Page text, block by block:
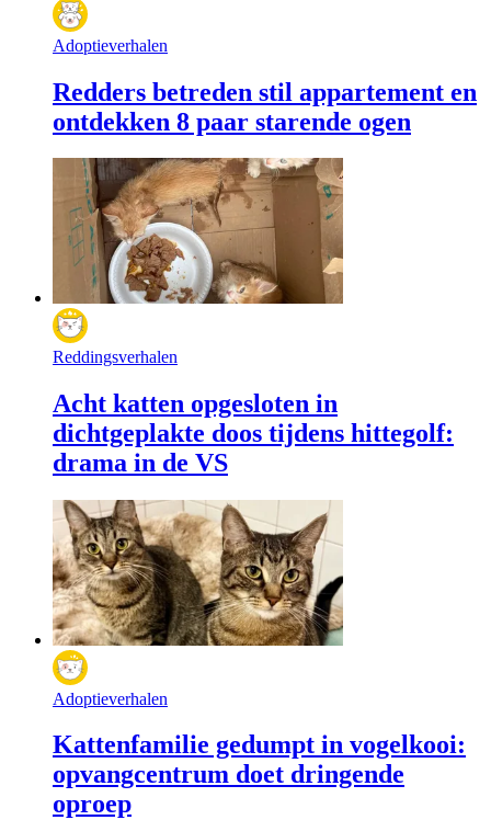
Adoptieverhalen
Redders betreden stil appartement en
ontdekken 8 paar starende ogen
Reddingsverhalen
Acht katten opgesloten in
dichtgeplakte doos tijdens hittegolf:
drama in de VS
Adoptieverhalen
Kattenfamilie gedumpt in vogelkooi:
opvangcentrum doet dringende
oproep